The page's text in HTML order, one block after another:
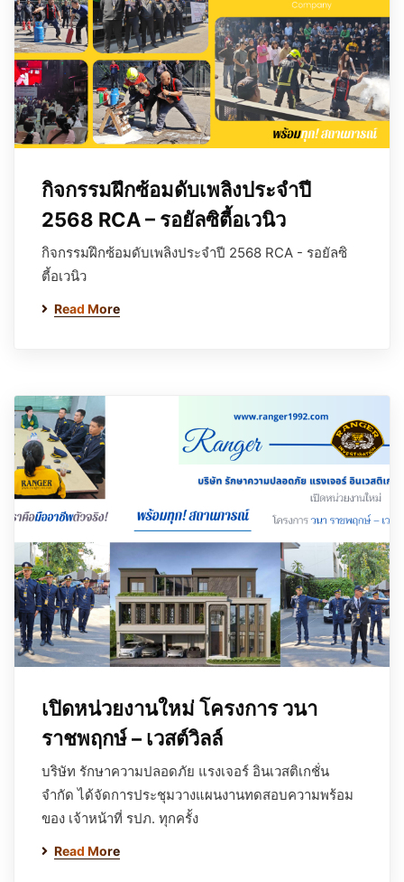
กิจกรรมฝึกซ้อมดับเพลิงประจำปี
2568 RCA – รอยัลซิตี้อเวนิว
กิจกรรมฝึกซ้อมดับเพลิงประจำปี 2568 RCA - รอยัลซิ
ตี้อเวนิว
Read More
เปิดหน่วยงานใหม่ โครงการ วนา
ราชพฤกษ์ – เวสต์วิลล์
บริษัท รักษาความปลอดภัย แรงเจอร์ อินเวสติเกชั่น
จำกัด ได้จัดการประชุมวางแผนงานทดสอบความพร้อม
ของ เจ้าหน้าที่ รปภ. ทุกครั้ง
Read More